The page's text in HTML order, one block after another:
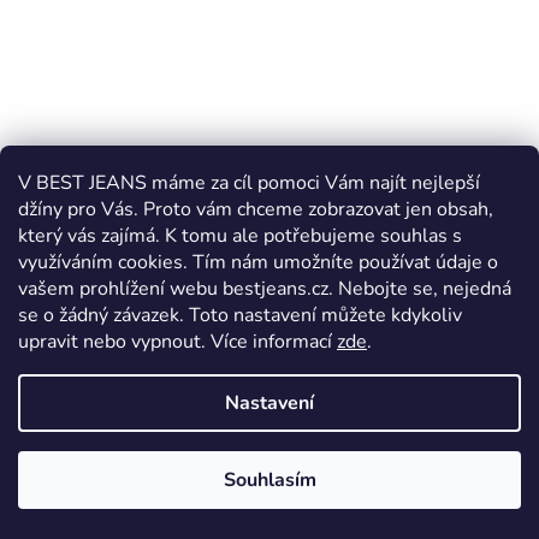
V BEST JEANS máme za cíl pomoci Vám najít nejlepší
džíny pro Vás. Proto vám chceme zobrazovat jen obsah,
který vás zajímá. K tomu ale potřebujeme souhlas s
využíváním cookies. Tím nám umožníte používat údaje o
vašem prohlížení webu bestjeans.cz. Nebojte se, nejedná
se o žádný závazek. Toto nastavení můžete kdykoliv
upravit nebo vypnout. Více informacízde.
Nastavení
Souhlasím
Skladem
649 Kč
85 zkrátit na 95